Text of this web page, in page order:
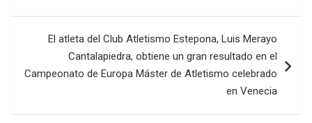
El atleta del Club Atletismo Estepona, Luis Merayo
Cantalapiedra, obtiene un gran resultado en el
Campeonato de Europa Máster de Atletismo celebrado
en Venecia